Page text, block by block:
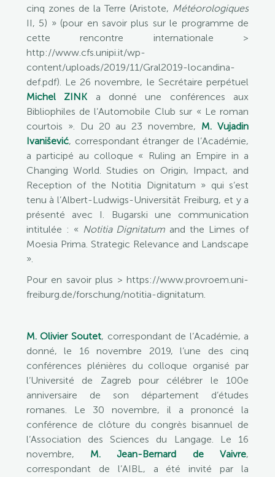
cinq zones de la Terre (Aristote, Météorologiques
II, 5) » (pour en savoir plus sur le programme de
cette rencontre internationale >
http://www.cfs.unipi.it/wp-
content/uploads/2019/11/Gral2019-locandina-
def.pdf). Le 26 novembre, le Secrétaire perpétuel
Michel ZINK a donné une conférences aux
Bibliophiles de l’Automobile Club sur « Le roman
courtois ». Du 20 au 23 novembre, M. Vujadin
Ivanišević, correspondant étranger de l’Académie,
a participé au colloque « Ruling an Empire in a
Changing World. Studies on Origin, Impact, and
Reception of the Notitia Dignitatum » qui s’est
tenu à l’Albert-Ludwigs-Universität Freiburg, et y a
présenté avec I. Bugarski une communication
intitulée : « Notitia Dignitatum and the Limes of
Moesia Prima. Strategic Relevance and Landscape
».
Pour en savoir plus > https://www.provroem.uni-
freiburg.de/forschung/notitia-dignitatum.
M. Olivier Soutet, correspondant de l’Académie, a
donné, le 16 novembre 2019, l’une des cinq
conférences plénières du colloque organisé par
l’Université de Zagreb pour célébrer le 100e
anniversaire de son département d’études
romanes. Le 30 novembre, il a prononcé la
conférence de clôture du congrès bisannuel de
l’Association des Sciences du Langage. Le 16
novembre, M. Jean-Bernard de Vaivre,
correspondant de l’AIBL, a été invité par la